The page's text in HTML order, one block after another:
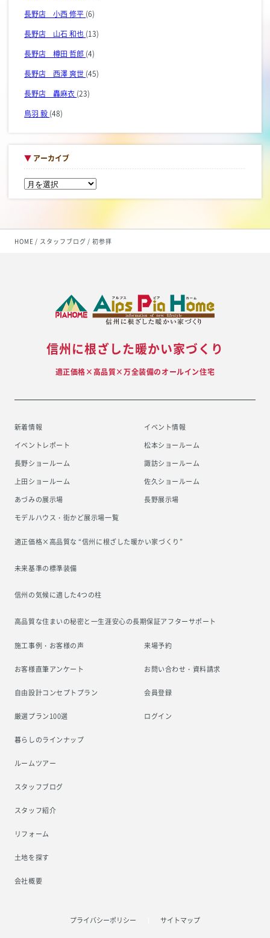
HOME スタッフブログ 初参拝
長野店 小西 修平 (6)
長野店 山石 和也 (13)
長野店 樽田 哲郎 (4)
長野店 西澤 爽世 (45)
長野店 轟麻衣 (23)
鳥羽 毅 (48)
▼ アーカイブ
信州に根ざした暖かい家づくり
適正価格×高品質×万全装備のオールイン住宅
新着情報
イベント情報
イベントレポート
松本ショールーム
長野ショールーム
諏訪ショールーム
上田ショールーム
佐久ショールーム
あづみの展示場
長野展示場
モデルハウス・街かど展示場一覧
適正価格×高品質な “信州に根ざした暖かい家づくり”
未来基準の標準装備
信州の気候に適した4つの柱
高品質な住まいの秘密と一生涯安心の長期保証アフターサポート
施工事例・お客様の声
お客様直筆アンケート
自由設計コンセプトプラン
厳選プラン100選
暮らしのラインナップ
ルームツアー
スタッフブログ
スタッフ紹介
リフォーム
土地を探す
会社概要
来場予約
お問い合わせ・資料請求
会員登録
ログイン
プライバシーポリシー サイトマップ